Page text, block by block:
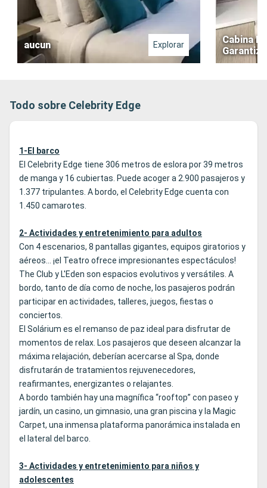
aucun Explorar
Cabina
Todo sobre Celebrity Edge
1-El barco
El Celebrity Edge tiene 306 metros de eslora por 39 metros
de manga y 16 cubiertas. Puede acoger a 2.900 pasajeros y
1.377 tripulantes. A bordo, el Celebrity Edge cuenta con
1.450 camarotes.
2- Actividades y entretenimiento para adultos
Con 4 escenarios, 8 pantallas gigantes, equipos giratorios y
aéreos... ¡el Teatro ofrece impresionantes espectáculos!
The Club y L'Eden son espacios evolutivos y versátiles. A
bordo, tanto de día como de noche, los pasajeros podrán
participar en actividades, talleres, juegos, fiestas o
conciertos.
El Solárium es el remanso de paz ideal para disfrutar de
momentos de relax. Los pasajeros que deseen alcanzar la
máxima relajación, deberían acercarse al Spa, donde
disfrutarán de tratamientos rejuvenecedores,
reafirmantes, energizantes o relajantes.
A bordo también hay una magnífica “rooftop” con paseo y
jardín, un casino, un gimnasio, una gran piscina y la Magic
Carpet, una inmensa plataforma panorámica instalada en
el lateral del barco.
3- Actividades y entretenimiento para niños y
adolescentes